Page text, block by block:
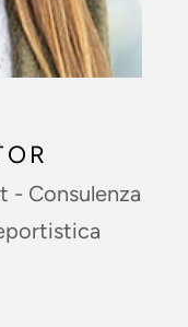
- Consulenza